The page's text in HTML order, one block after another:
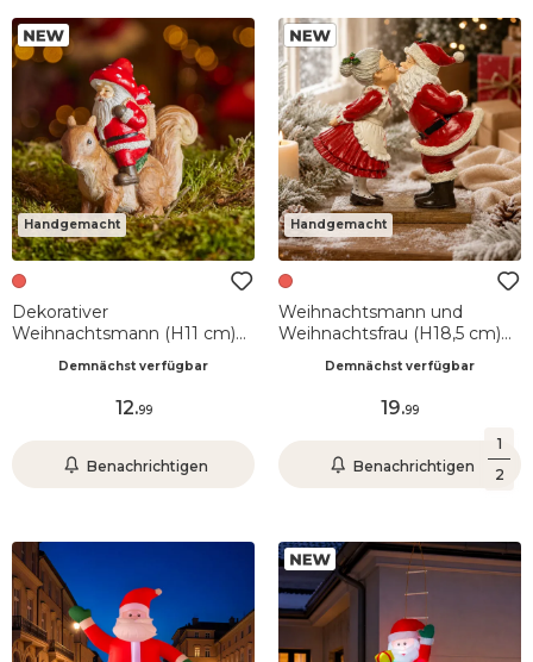
1
2
Handgemacht
Dekorativer
Weihnachtsmann (H11 cm)
Demnächst verfügbar
12.99
Benachrichtigen
Handgemacht
Weihnachtsmann und
Weihnachtsfrau (H18,5 cm)
Demnächst verfügbar
19.99
Benachrichtigen